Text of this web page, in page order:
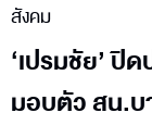
สังคม
‘เปรมชัย’ ปิ
มอบตัว สน.